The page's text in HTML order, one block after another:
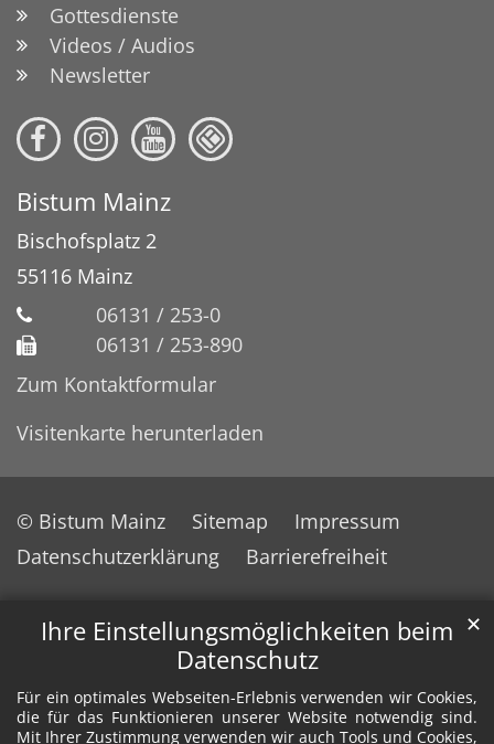
Ihre Einstellungsmöglichkeiten beim
Datenschutz
Für ein optimales Webseiten-Erlebnis verwenden wir Cookies,
die für das Funktionieren unserer Website notwendig sind.
Mit Ihrer Zustimmung verwenden wir auch Tools und Cookies,
✕
Gottesdienste
Videos / Audios
Newsletter
Bistum Mainz
Bischofsplatz 2
55116 Mainz
06131 / 253-0
06131 / 253-890
Zum Kontaktformular
Visitenkarte herunterladen
© Bistum Mainz Sitemap
Impressum
Datenschutzerklärung
Barrierefreiheit